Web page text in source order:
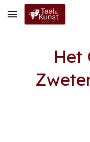
Skip to main content
Het